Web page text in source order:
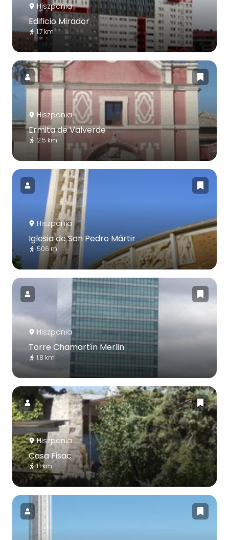
Hiszpania
Edificio Mirador
1.7 km
Hiszpania
Ermita de Valverde
2.5 km
Hiszpania
Iglesia de San Pedro Mártir
506 m
Hiszpania
Torre Chamartín Merlin
1.8 km
Hiszpania
Casa Fisac
1.1 km